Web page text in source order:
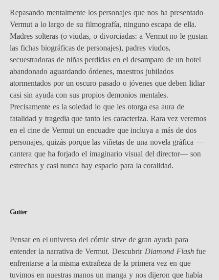
Repasando mentalmente los personajes que nos ha presentado
Vermut a lo largo de su filmografía, ninguno escapa de ella.
Madres solteras (o viudas, o divorciadas: a Vermut no le gustan
las fichas biográficas de personajes), padres viudos,
secuestradoras de niñas perdidas en el desamparo de un hotel
abandonado aguardando órdenes, maestros jubilados
atormentados por un oscuro pasado o jóvenes que deben lidiar
casi sin ayuda con sus propios demonios mentales.
Precisamente es la soledad lo que les otorga esa aura de
fatalidad y tragedia que tanto les caracteriza. Rara vez veremos
en el cine de Vermut un encuadre que incluya a más de dos
personajes, quizás porque las viñetas de una novela gráfica —
cantera que ha forjado el imaginario visual del director— son
estrechas y casi nunca hay espacio para la coralidad.
Gutter
Pensar en el universo del cómic sirve de gran ayuda para
entender la narrativa de Vermut. Descubrir Diamond Flashfue
enfrentarse a la misma extrañeza de la primera vez en que
tuvimos en nuestras manos un manga y nos dijeron que había